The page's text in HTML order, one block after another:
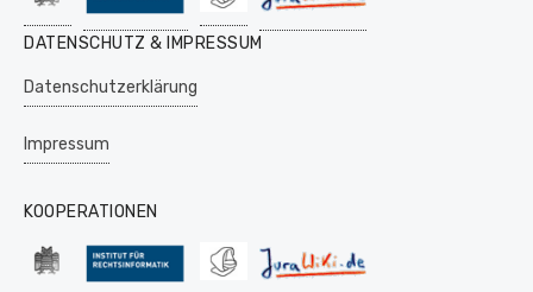
DATENSCHUTZ & IMPRESSUM
Datenschutzerklärung
Impressum
KOOPERATIONEN